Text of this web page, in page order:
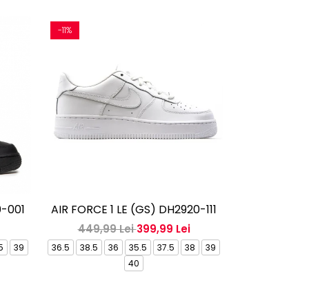
001
39
-11%
AIR FORCE 1 LE (GS) DH2920-111
449,99 Lei399,99 Lei
36.5 38.5 36 35.5 37.5 38
39
40